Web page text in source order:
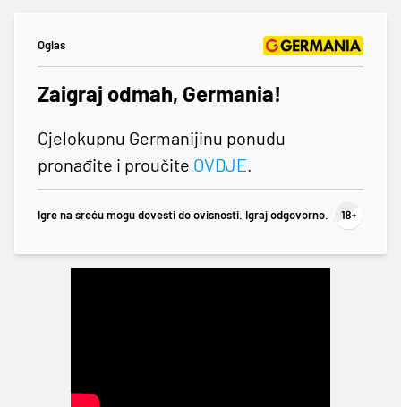
Oglas
Zaigraj odmah, Germania!
Cjelokupnu Germanijinu ponudu
pronađite i proučite OVDJE.
Igre na sreću mogu dovesti do ovisnosti. Igraj odgovorno.